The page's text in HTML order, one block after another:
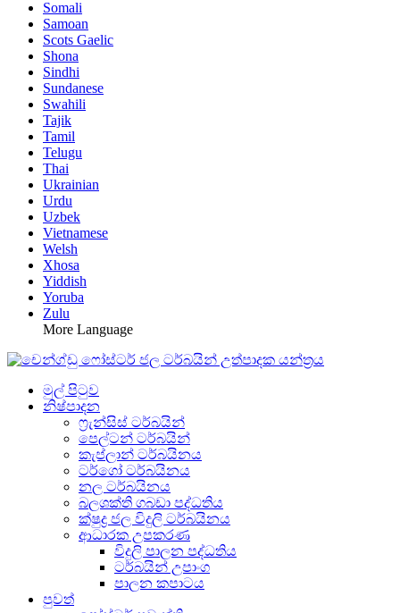
Somali
Samoan
Scots Gaelic
Shona
Sindhi
Sundanese
Swahili
Tajik
Tamil
Telugu
Thai
Ukrainian
Urdu
Uzbek
Vietnamese
Welsh
Xhosa
Yiddish
Yoruba
Zulu
More Language
මුල් පිටුව
නිෂ්පාදන
ෆ්‍රැන්සිස් ටර්බයින්
පෙල්ටන් ටර්බයින්
කැප්ලාන් ටර්බයිනය
ටර්ගෝ ටර්බයිනය
නල ටර්බයිනය
බලශක්ති ගබඩා පද්ධතිය
ක්ෂුද්‍ර ජල විදුලි ටර්බයිනය
ආධාරක උපකරණ
විදුලි පාලන පද්ධතිය
ටර්බයින් උපාංග
පාලන කපාටය
පුවත්